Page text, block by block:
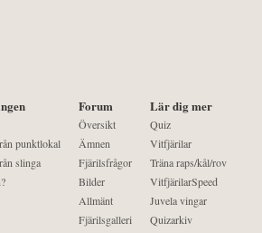
punktlokal
slinga
Forum
Översikt
Ämnen
Fjärilsfrågor
Bilder
Allmänt
Fjärilsgalleri
Lär dig mer
Quiz
Vitfjärilar
Träna raps/kål/rov
VitfjärilarSpeed
Juvela vingar
Quizarkiv